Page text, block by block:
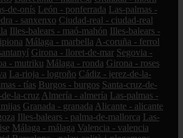
de-onís León - ponferrada Las-palmas -
- sanxenxo Ciudad-real - ciudad-real
Illes-balears - maó-mahón Illes-balears -
Málaga - marbella A-coruña - ferrol
Girona - lloret-de-mar Segovia -
- mutriku Málaga - ronda Girona - roses
La-rioja - logroño Cádiz - jerez-de-la-
- tías Burgos - burgos Santa-cruz-de-
la-cruz Almería - almería Las-palmas -
Granada - granada Alicante - alicante
Illes-balears - palma-de-mallorca Las-
Málaga - málaga Valencia - valencia